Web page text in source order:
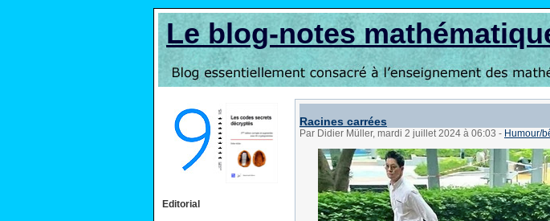
Le blog-notes
Editorial
Racines carrées
Par Didier Müller, mardi 2 juillet 2024 à 06:03 - Humour/